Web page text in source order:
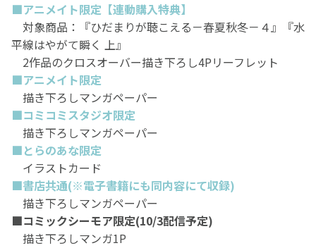
人とのあいだに見えない一線を引く快晴もまた、
胸にしまい込んだ後悔と痛みをノラに打ち明けはじ
め……。
■アニメイト限定【連動購入特典】
対象商品：『ひだまりが聴こえる－春夏秋冬－４』『水
平線はやがて瞬く 上』
2作品のクロスオーバー描き下ろし4Pリーフレット
■アニメイト限定
描き下ろしマンガペーパー
■コミコミスタジオ限定
描き下ろしマンガペーパー
■とらのあな限定
イラストカード
■書店共通(※電子書籍にも同内容にて収録)
描き下ろしマンガペーパー
■コミックシーモア限定(10/3配信予定)
描き下ろしマンガ1P